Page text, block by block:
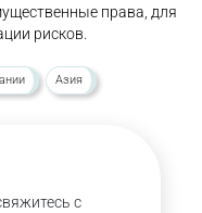
права, для
рисков.
Азия
с